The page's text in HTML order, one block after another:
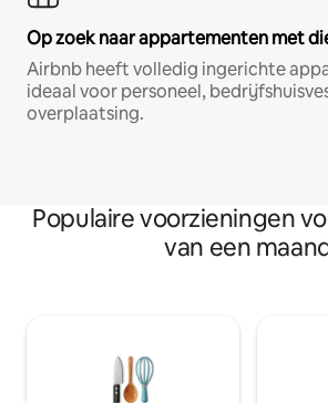
Op zoek naar appartementen met
Airbnb heeft volledig ingerichte
ideaal voor personeel,
overplaatsing.
Populaire voorzieningen
van een